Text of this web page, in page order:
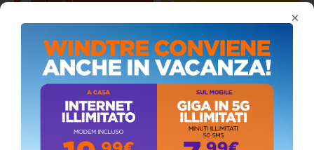
×
Coronavirus: messaggio del Sindaco Zambito
ai cittadini
Domenica, Novembre 22, 2020
Stefano Bissi entra nella Strada degli
Scrittori, celebrazione a Siculiana (VIDEO)
Giovedì, Luglio 30, 2026